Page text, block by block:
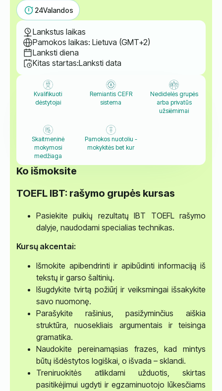
24Valandos
Lankstus laikas
Pamokos laikas: Lietuva (GMT+2)
Lanksti diena
Kitas startas:Lanksti data
Kvalifikuoti
dėstytojai
Remiantis CEFR
sistema
Nedidelės grupės
arba privatūs
užsiėmimai
Skaitmeninė
mokymosi
medžiaga
Pamokos nuotoliu -
mokykitės bet kur
Ko išmoksite
TOEFL IBT: rašymo grupės kursas
Pasiekite puikių rezultatų IBT TOEFL rašymo
dalyje, naudodami specialias technikas.
Kursų akcentai:
Išmokite apibendrinti ir apibūdinti informaciją iš
tekstų ir garso šaltinių.
Išugdykite tvirtą požiūrį ir veiksmingai išsakykite
savo nuomonę.
Parašykite rašinius, pasižyminčius aiškia
struktūra, nuosekliais argumentais ir teisinga
gramatika.
Naudokite pereinamąsias frazes, kad mintys
būtų išdėstytos logiškai, o išvada – sklandi.
Treniruokitės atlikdami užduotis, skirtas
pasitikėjimui ugdyti ir egzaminuotojo lūkesčiams